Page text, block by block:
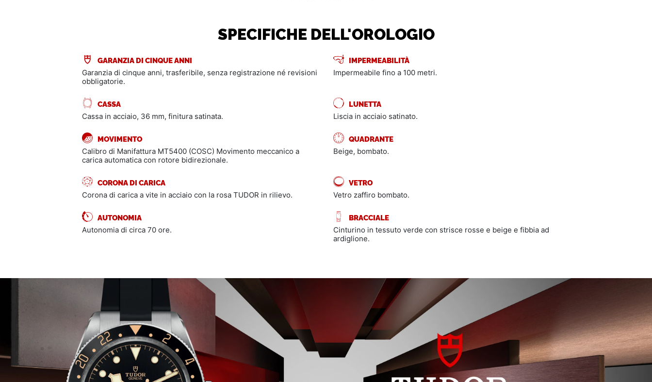
SPECIFICHE DELL'OROLOGIO
GARANZIA DI CINQUE ANNI
Garanzia di cinque anni, trasferibile, senza registrazione né revisioni
obbligatorie.
IMPERMEABILITÀ
Impermeabile fino a 100 metri.
CASSA
Cassa in acciaio, 36 mm, finitura satinata.
LUNETTA
Liscia in acciaio satinato.
MOVIMENTO
Calibro di Manifattura MT5400 (COSC) Movimento meccanico a
carica automatica con rotore bidirezionale.
QUADRANTE
Beige, bombato.
CORONA DI CARICA
Corona di carica a vite in acciaio con la rosa TUDOR in rilievo.
VETRO
Vetro zaffiro bombato.
AUTONOMIA
Autonomia di circa 70 ore.
BRACCIALE
Cinturino in tessuto verde con strisce rosse e beige e fibbia ad
ardiglione.